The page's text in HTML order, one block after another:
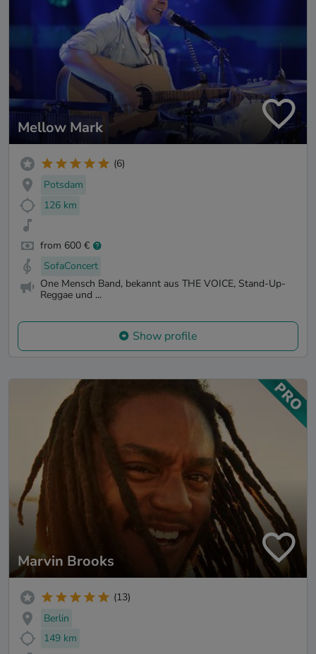
Mellow Mark
(6)
Potsdam
126 km
from 600 €
SofaConcert
One Mensch Band, bekannt aus THE VOICE, Stand-Up-
Reggae und ...
Show profile
Marvin Brooks
(13)
Berlin
149 km